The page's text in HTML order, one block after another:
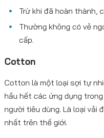
Trừ khi đã hoàn thành,
Thường không có vẻ
cấp.
Cotton
Cotton là một loại sợi tự
hầu hết các ứng dụng
người tiêu dùng. Là loại vải
nhất trên thế giới.